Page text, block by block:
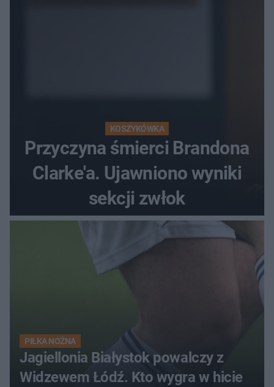
KOSZYKÓWKA
Przyczyna śmierci Brandona
Clarke'a. Ujawniono wyniki
sekcji zwłok
PIŁKA NOŻNA
Jagiellonia Białystok powalczy z
Widzewem Łódź. Kto wygra w hicie